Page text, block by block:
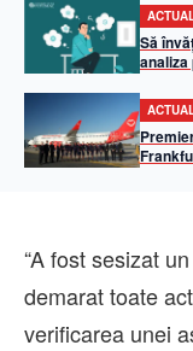
Să
“A fost sesizat
demarat toate
verificarea unei